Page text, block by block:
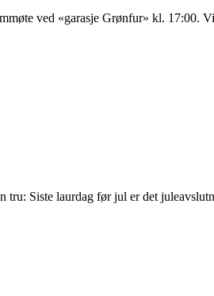
ved «garasje Grønfur» kl. 17:00.
tru: Siste laurdag før jul er det